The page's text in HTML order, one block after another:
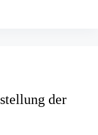
der